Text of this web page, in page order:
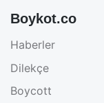
Boykot.co
Haberler
Dilekçe
Boycott